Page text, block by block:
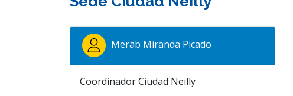
Merab Miranda Picado
Coordinador Ciudad Neilly